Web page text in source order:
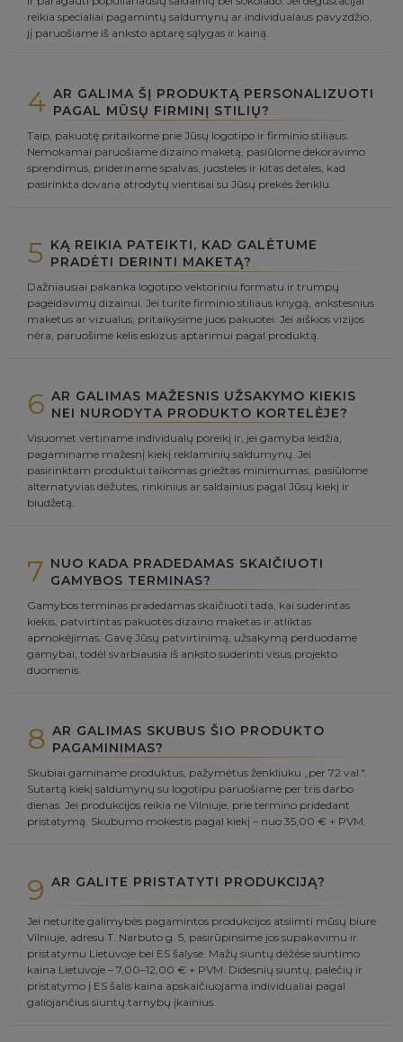
reikia specialiai pagamintų saldumynų ar individualaus pavyzdžio,
jį paruošiame iš anksto aptarę sąlygas ir kainą.
4 AR GALIMA ŠĮ PRODUKTĄ PERSONALIZUOTI
PAGAL MŪSŲ FIRMINĮ STILIŲ?
Taip, pakuotę pritaikome prie Jūsų logotipo ir firminio stiliaus.
Nemokamai paruošiame dizaino maketą, pasiūlome dekoravimo
sprendimus, prideriname spalvas, juosteles ir kitas detales, kad
pasirinkta dovana atrodytų vientisai su Jūsų prekės ženklu.
5 KĄ REIKIA PATEIKTI, KAD GALĖTUME
PRADĖTI DERINTI MAKETĄ?
Dažniausiai pakanka logotipo vektoriniu formatu ir trumpų
pageidavimų dizainui. Jei turite firminio stiliaus knygą, ankstesnius
maketus ar vizualus, pritaikysime juos pakuotei. Jei aiškios vizijos
nėra, paruošime kelis eskizus aptarimui pagal produktą.
6 AR GALIMAS MAŽESNIS UŽSAKYMO KIEKIS
NEI NURODYTA PRODUKTO KORTELĖJE?
Visuomet vertiname individualų poreikį ir, jei gamyba leidžia,
pagaminame mažesnį kiekį reklaminių saldumynų. Jei
pasirinktam produktui taikomas griežtas minimumas, pasiūlome
alternatyvias dėžutes, rinkinius ar saldainius pagal Jūsų kiekį ir
biudžetą.
7 NUO KADA PRADEDAMAS SKAIČIUOTI
GAMYBOS TERMINAS?
Gamybos terminas pradedamas skaičiuoti tada, kai suderintas
kiekis, patvirtintas pakuotės dizaino maketas ir atliktas
apmokėjimas. Gavę Jūsų patvirtinimą, užsakymą perduodame
gamybai, todėl svarbiausia iš anksto suderinti visus projekto
duomenis.
8 AR GALIMAS SKUBUS ŠIO PRODUKTO
PAGAMINIMAS?
Skubiai gaminame produktus, pažymėtus ženkliuku „per 72 val.".
Sutartą kiekį saldumynų su logotipu paruošiame per tris darbo
dienas. Jei produkcijos reikia ne Vilniuje, prie termino pridedant
pristatymą. Skubumo mokestis pagal kiekį – nuo 35,00 € + PVM.
9 AR GALITE PRISTATYTI PRODUKCIJĄ?
Jei neturite galimybės pagamintos produkcijos atsiimti mūsų biure
Vilniuje, adresu T. Narbuto g. 5, pasirūpinsime jos supakavimu ir
pristatymu Lietuvoje bei ES šalyse. Mažų siuntų dėžėse siuntimo
kaina Lietuvoje – 7,00–12,00 € + PVM. Didesnių siuntų, palečių ir
pristatymo į ES šalis kaina apskaičiuojama individualiai pagal
galiojančius siuntų tarnybų įkainius.